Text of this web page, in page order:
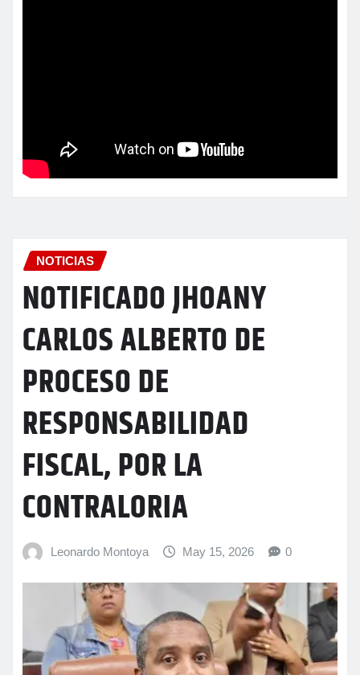
NOTICIAS
NOTIFICADO JHOANY
CARLOS ALBERTO DE
PROCESO DE
RESPONSABILIDAD
FISCAL, POR LA
CONTRALORIA
Leonardo Montoya May 15, 2026 0